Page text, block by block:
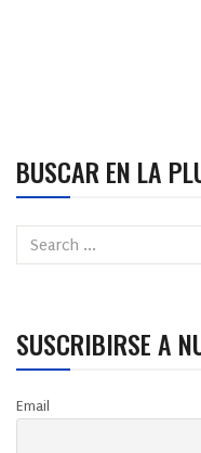
BUSCAR EN LA
SUSCRIBIRSE A
Email